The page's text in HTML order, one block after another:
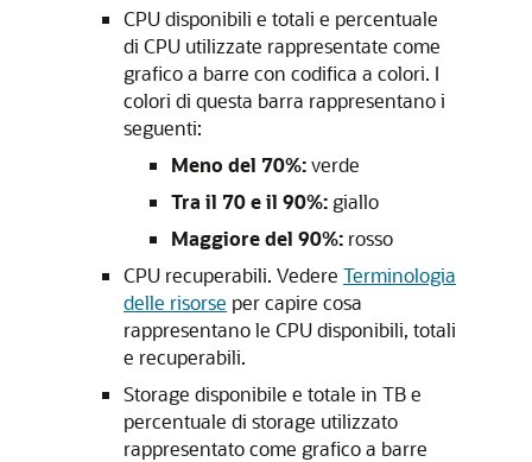
CPU disponibili e totali e percentuale
di CPU utilizzate rappresentate come
grafico a barre con codifica a colori. I
colori di questa barra rappresentano i
seguenti:
Meno del 70%:verde
Tra il 70 e il 90%:giallo
Maggiore del 90%: rosso
CPU recuperabili. Vedere Terminologia
delle risorse per capire cosa
rappresentano le CPU disponibili, totali
e recuperabili.
Storage disponibile e totale in TB e
percentuale di storage utilizzato
rappresentato come grafico a barre